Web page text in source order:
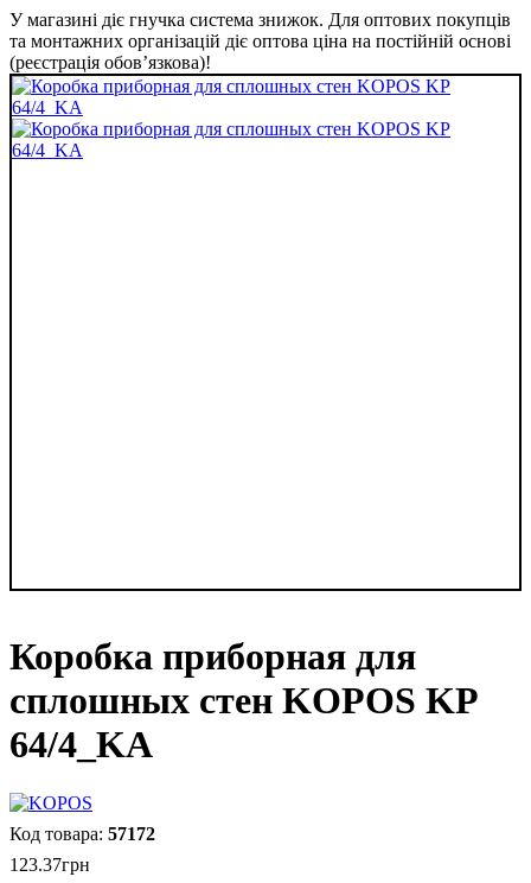
У магазині діє гнучка система знижок. Для оптових покупців
та монтажних організацій діє оптова ціна на постійній основі
(реєстрація обов’язкова)!
Коробка приборная для
сплошных стен KOPOS KP
64/4_KA
57172
123.37грн